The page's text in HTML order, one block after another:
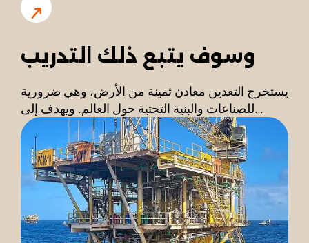
وسوف يتبع ذلك التدريب
يستخرج التعدين معادن ثمينة من الأرض، وهي ضرورية
للصناعات والبنية التحتية حول العالم. ويهدف إلى…